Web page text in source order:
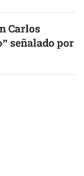
Carlos
señalado por